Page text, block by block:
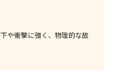
や衝撃に強く、物理的な故